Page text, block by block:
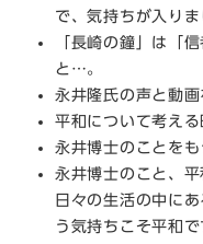
で、気持ちが入りま
「長崎の鐘」は「
と…。
永井隆氏の声と動画
平和について考える
永井博士のことをも
永井博士のこと、
日々の生活の中に
う気持ちこそ平和